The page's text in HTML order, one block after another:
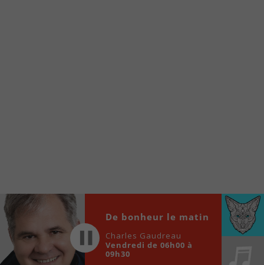
locale vous sont maintenant accessibles en un clic!
Player
00:00
De bonheur le matin
Charles Gaudreau
Vendredi de 06h00 à
09h30